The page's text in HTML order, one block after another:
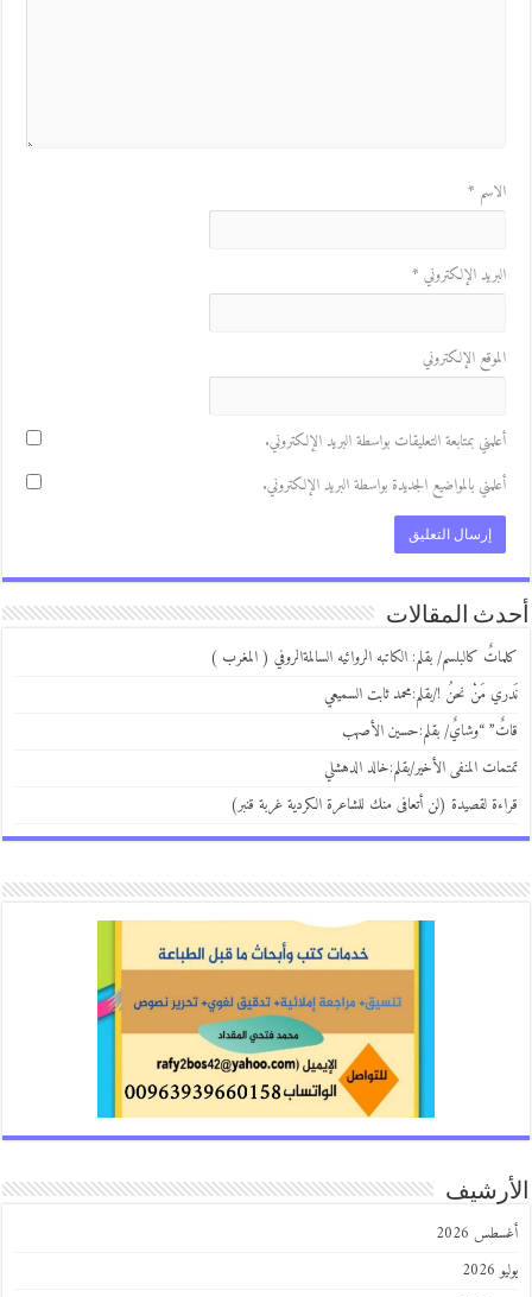
*
الإلكتروني*
الإلكتروني
بمتابعة التعليقات بواسطة البريد الإلكتروني.
بالمواضيع الجديدة بواسطة البريد الإلكتروني.
المقالات
كالبلسم/ بقلم: الكاتبه الروائيه السالمةالروفي ( المغرب )
مَنْ نحنُ !/بقلم:محمد ثابت السميعي
“وشايٌ/ بقلم:حسين الأصهب
المنفى الأخير/بقلم:خالد الدهشلي
لقصيدة (لن أتعافى منك للشاعرة الكردية غربة قنبر)
2026